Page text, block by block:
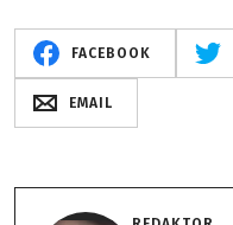
FACEBOOK
EMAIL